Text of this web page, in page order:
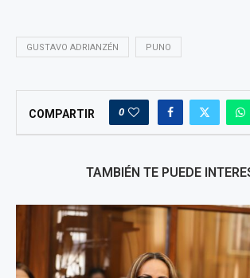
GUSTAVO ADRIANZÉN PUNO
COMPARTIR 0
TAMBIÉN TE PUEDE